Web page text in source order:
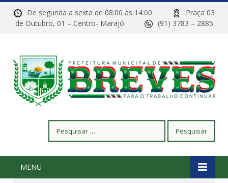
De segunda a sexta de 08:00 às 14:00
Praça 03
de Outubro, 01 – Centro- Marajó
(91) 3783 – 2885
por:
MENU